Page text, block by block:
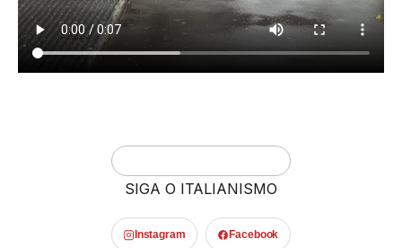
SIGA O ITALIANISMO
Instagram Facebook